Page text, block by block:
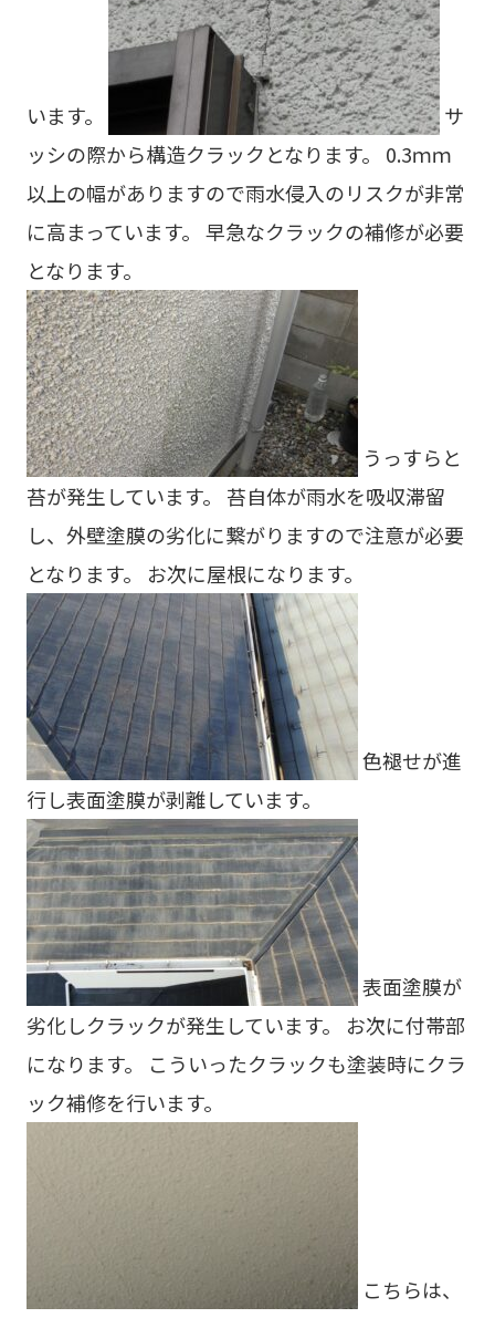
います。
サ
ッシの際から構造クラックとなります。 0.3ｍｍ
以上の幅がありますので雨水侵入のリスクが非常
に高まっています。 早急なクラックの補修が必要
となります。
うっすらと
苔が発生しています。 苔自体が雨水を吸収滞留
し、外壁塗膜の劣化に繋がりますので注意が必要
となります。 お次に屋根になります。
色褪せが進
行し表面塗膜が剥離しています。
表面塗膜が
劣化しクラックが発生しています。 お次に付帯部
になります。 こういったクラックも塗装時にクラ
ック補修を行います。
こちらは、